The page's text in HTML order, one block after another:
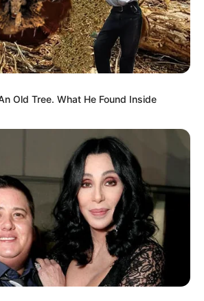
Old Tree. What He Found Inside